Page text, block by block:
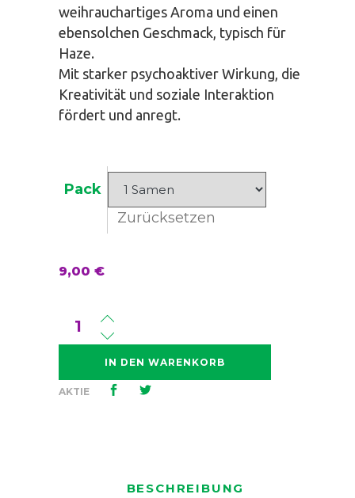
weihrauchartiges Aroma und einen
ebensolchen Geschmack, typisch für
Haze.
Mit starker psychoaktiver Wirkung, die
Kreativität und soziale Interaktion
fördert und anregt.
Pack
Zurücksetzen
9,00 €
Menge
Haze
IN DEN WARENKORB
AKTIE
BESCHREIBUNG